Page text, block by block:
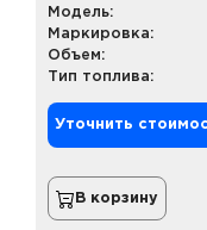
Модель:
Маркировка:
Объем:
Тип топлива:
Уточнить
В корзину